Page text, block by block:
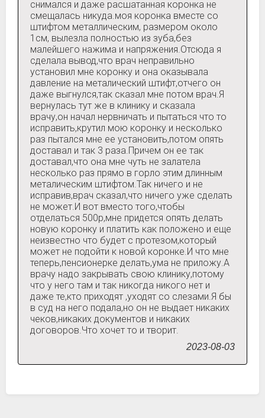
снимался и даже расшатанная коронка не
смещалась никуда.моя коронка вместе со
штифтом металлическим, размером около
1см, вылезла полностью из зуба,без
малейшего нажима и напряжения.Отсюда я
сделала вывод,что врач неправильно
установил мне коронку и она оказывала
давление на металический штифт,отчего он
даже выгнулся,так сказал мне потом врач.Я
вернулась тут же в клинику и сказала
врачу,он начал нервничать и пытаться что то
исправить,крутил мою коронку и несколько
раз пытался мне ее установить,потом опять
доставал и так 3 раза.Причем он ее так
доставал,что она мне чуть не залатела
несколько раз прямо в горло этим длинным
металическим штифтом.Так ничего и не
исправив,врач сказал,что ничего уже сделать
не может.И вот вместо того,чтобы
отделаться 500р,мне придется опять делать
новую коронку и платить как положено и еще
неизвестно что будет с протезом,который
может не подойти к новой коронке.И что мне
теперь,пенсионерке делать,ума не приложу.А
врачу надо закрывать свою клинику,потому
что у него там и так никогда никого нет и
даже те,кто приходят ,уходят со слезами.Я бы
в суд на него подала,но он не выдает никаких
чеков,никаких документов и никаких
договоров.Что хочет то и творит.
2023-08-03